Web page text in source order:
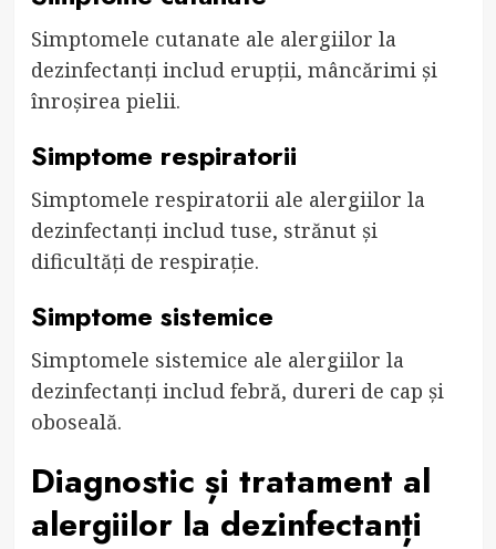
Simptomele cutanate ale alergiilor la
dezinfectanți includ erupții, mâncărimi și
înroșirea pielii.
Simptome respiratorii
Simptomele respiratorii ale alergiilor la
dezinfectanți includ tuse, strănut și
dificultăți de respirație.
Simptome sistemice
Simptomele sistemice ale alergiilor la
dezinfectanți includ febră, dureri de cap și
oboseală.
Diagnostic și tratament al
alergiilor la dezinfectanți